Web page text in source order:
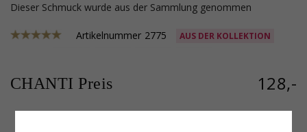
Dieser Schmuck wurde aus der Sammlung genommen
Artikelnummer 2775 AUS DER KOLLEKTION
CHANTI Preis 128,-